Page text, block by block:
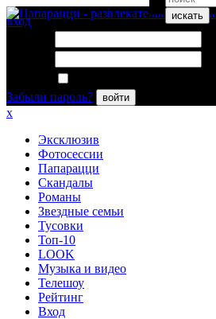
искать
вход
Забыли пароль?
войти
x
Эксклюзив
Фотосессии
Папарацци
Скандалы
Романы
Звездные семьи
Тусовки
Топ-10
LOOK
Музыка и видео
Телешоу
Рейтинг
Вход